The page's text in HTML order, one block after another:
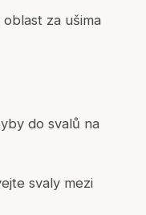
za ušima
do svalů na
svaly mezi